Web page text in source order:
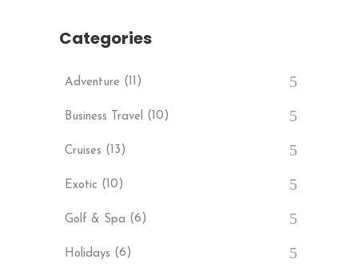
Categories
Adventure (11)
Business Travel (10)
Cruises (13)
Exotic (10)
Golf & Spa (6)
Holidays (6)